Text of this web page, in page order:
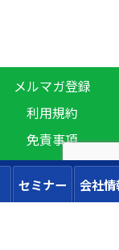
メルマガ登録
利用規約
免責事項
セミナー 会社